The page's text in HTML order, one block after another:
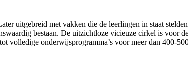
uitgebreid met vakken die de leerlingen in staat
bestaan. De uitzichtloze vicieuze cirkel is voor
volledige onderwijsprogramma’s voor meer dan 400-